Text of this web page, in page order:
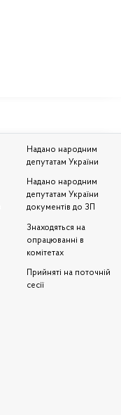
Надано народним
депутатам України
Надано народним
депутатам України
документів до ЗП
Знаходяться на
опрацюванні в
комітетах
Прийняті на поточній
сесії